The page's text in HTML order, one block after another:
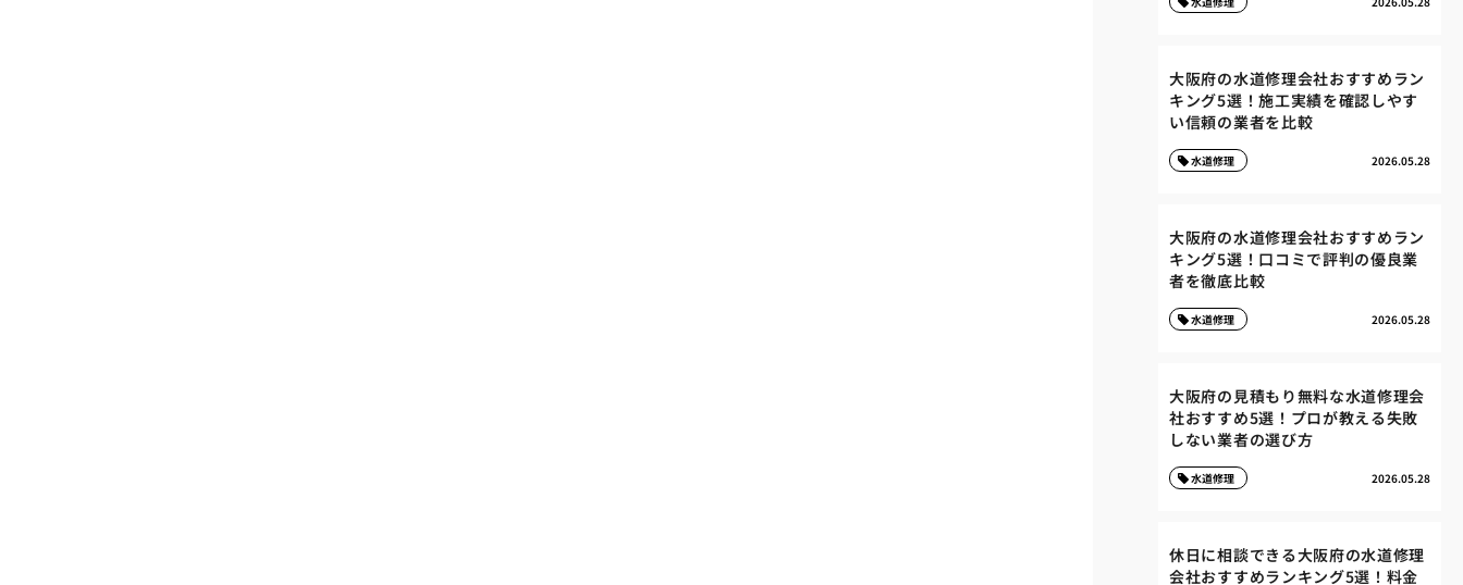
大阪府の水道修理会社おすすめラン
キング5選！施工実績を確認しやす
い信頼の業者を比較
2026.05.28
水道修理
大阪府の水道修理会社おすすめラン
キング5選！口コミで評判の優良業
者を徹底比較
2026.05.28
水道修理
大阪府の見積もり無料な水道修理会
社おすすめ5選！プロが教える失敗
しない業者の選び方
2026.05.28
水道修理
休日に相談できる大阪府の水道修理
会社おすすめランキング5選！料金